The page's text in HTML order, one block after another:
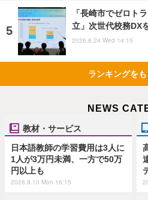
「長崎市でゼロト
立」次世代校務DX
2026.6.24 Wed 14:15
ランキングを
NEWS
教材・サービス
日本語教師の学習費用は3人に
1人が3万円未満、一方で50万
円以上も
2026.8.10 Mon 16:15